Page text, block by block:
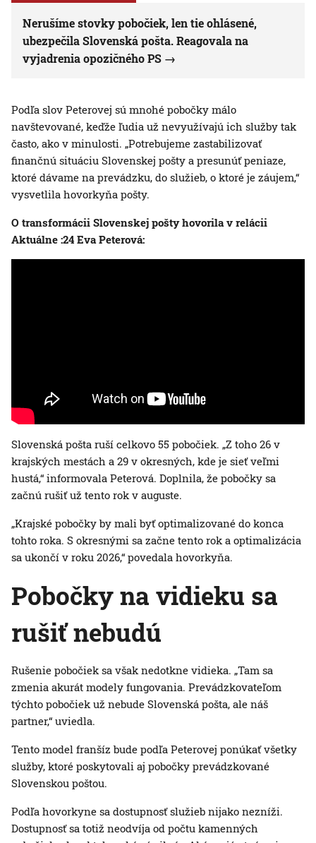
Nerušíme stovky pobočiek, len tie ohlásené,
ubezpečila Slovenská pošta. Reagovala na
vyjadrenia opozičného PS
Podľa slov Peterovej sú mnohé pobočky málo
navštevované, keďže ľudia už nevyužívajú ich služby tak
často, ako v minulosti. „Potrebujeme zastabilizovať
finančnú situáciu Slovenskej pošty a presunúť peniaze,
ktoré dávame na prevádzku, do služieb, o ktoré je záujem,“
vysvetlila hovorkyňa pošty.
O transformácii Slovenskej pošty hovorila v relácii
Aktuálne :24 Eva Peterová:
Slovenská pošta ruší celkovo 55 pobočiek. „Z toho 26 v
krajských mestách a 29 v okresných, kde je sieť veľmi
hustá,“ informovala Peterová. Doplnila, že pobočky sa
začnú rušiť už tento rok v auguste.
„Krajské pobočky by mali byť optimalizované do konca
tohto roka. S okresnými sa začne tento rok a optimalizácia
sa ukončí v roku 2026,“ povedala hovorkyňa.
Pobočky na vidieku sa
rušiť nebudú
Rušenie pobočiek sa však nedotkne vidieka. „Tam sa
zmenia akurát modely fungovania. Prevádzkovateľom
týchto pobočiek už nebude Slovenská pošta, ale náš
partner,“ uviedla.
Tento model franšíz bude podľa Peterovej ponúkať všetky
služby, ktoré poskytovali aj pobočky prevádzkované
Slovenskou poštou.
Podľa hovorkyne sa dostupnosť služieb nijako nezníži.
Dostupnosť sa totiž neodvíja od počtu kamenných